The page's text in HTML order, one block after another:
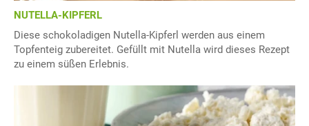
NUTELLA-KIPFERL
Diese schokoladigen Nutella-Kipferl werden aus einem
Topfenteig zubereitet. Gefüllt mit Nutella wird dieses Rezept
zu einem süßen Erlebnis.